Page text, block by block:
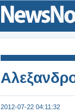
2012-07-22 04:11:32